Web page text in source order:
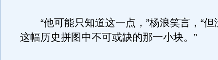
“他可能只知道这一点，”杨浪笑言，“但
这幅历史拼图中不可或缺的那一小块。”